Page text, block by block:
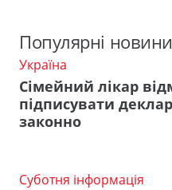
Популярні новини
Україна
Сімейний лікар
підписувати
законно
Суботня інформація